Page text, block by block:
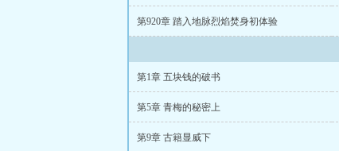
第920章 踏入地脉烈焰焚身初体验
第1章 五块钱的破书
第5章 青梅的秘密上
第9章 古籍显威下